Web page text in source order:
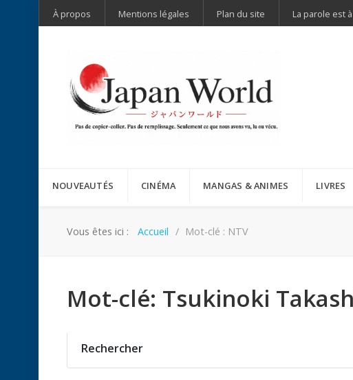
À propos Mentions légales Plan du site La parole est
NOUVEAUTÉS CINÉMA MANGAS & ANIMES LIVRES
Vous êtes ici : Accueil Mot-clé : NTV
Mot-clé: Tsukinoki
Rechercher